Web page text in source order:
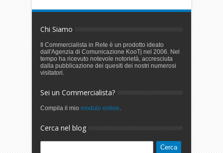
Chi Siamo
Il Commercialista in Rete è un prodotto ideato
dall'Agenzia di Comunicazione KooTj nel 2006. Nel
tempo ha ricevuto notevole notorietà, accresciuta
dalla pubblicazione dei quesiti dei nostri numerosi
visitatori.
Sei un Commercialista?
Compila il mio modulo online.
Cerca nel blog